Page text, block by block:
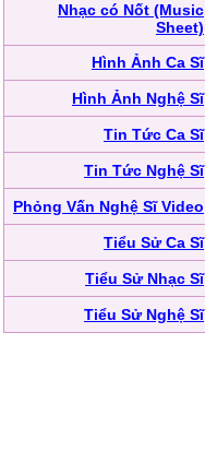
Nhạc có Nốt (Music
Sheet)
Hình Ảnh Ca Sĩ
Hình Ảnh Nghệ Sĩ
Tin Tức Ca Sĩ
Tin Tức Nghệ Sĩ
Phỏng Vấn Nghệ Sĩ Video
Tiểu Sử Ca Sĩ
Tiểu Sử Nhạc Sĩ
Tiểu Sử Nghệ Sĩ